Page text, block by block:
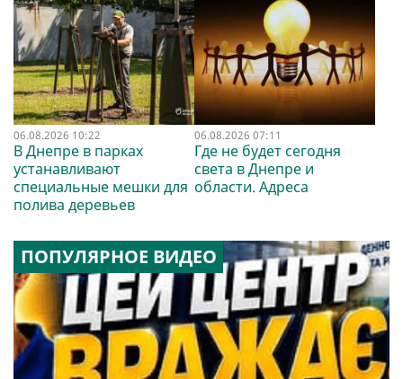
06.08.2026 10:22
В Днепре в парках
устанавливают
специальные мешки для
полива деревьев
06.08.2026 07:11
Где не будет сегодня
света в Днепре и
области. Адреса
ПОПУЛЯРНОЕ ВИДЕО